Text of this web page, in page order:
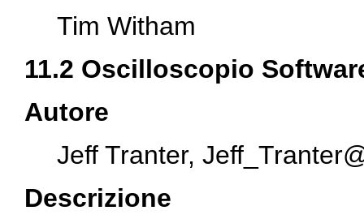
Tim Witham
11.2 Oscilloscopio
Autore
Jeff Tranter,
Descrizione